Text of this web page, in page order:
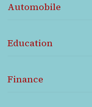
Automobile
Education
Finance